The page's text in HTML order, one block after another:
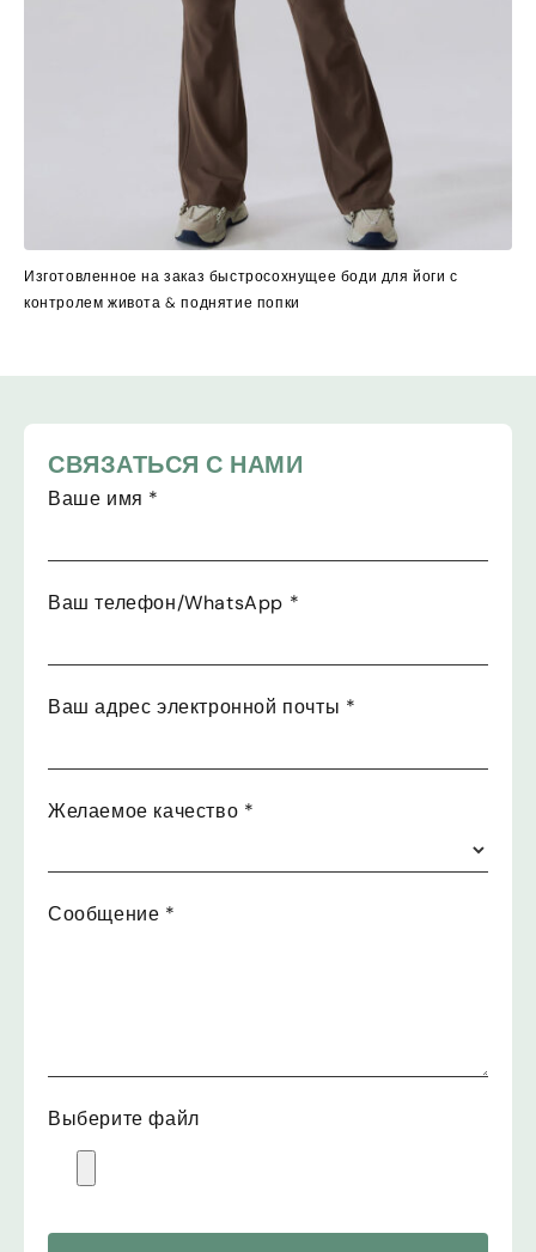
Изготовленное на заказ быстросохнущее боди для йоги с
контролем живота & поднятие попки
СВЯЗАТЬСЯ С НАМИ
Ваше имя *
Ваш телефон/WhatsApp *
Ваш адрес электронной почты *
Желаемое качество *
Сообщение *
Выберите файл